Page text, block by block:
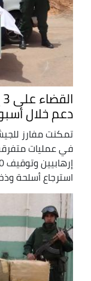
دعم خلال أسبوع
تمكنت مفارز
استرجاع أسلحة